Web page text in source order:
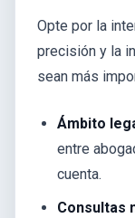
Opte por la
precisión y la
sean más
Ámbito
entre
cuenta.
Consultas